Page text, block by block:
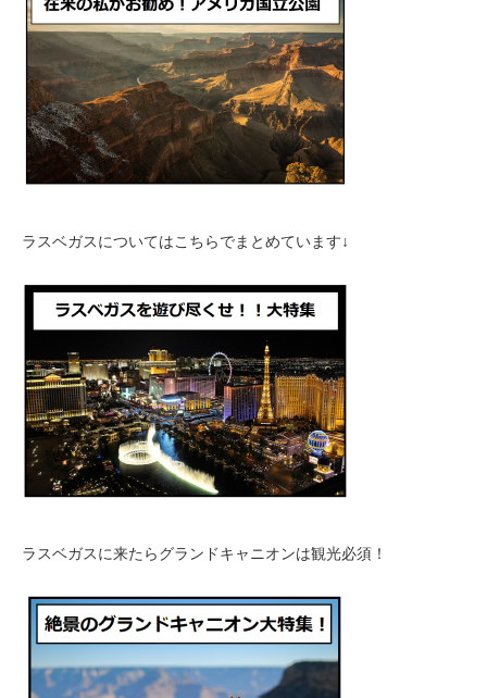
ラスベガスについてはこちらでまとめています↓
ラスベガスに来たらグランドキャニオンは観光必須！